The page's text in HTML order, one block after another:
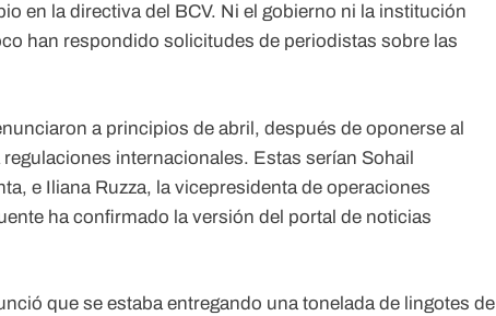
en la directiva del BCV. Ni el gobierno ni la institución
han respondido solicitudes de periodistas sobre las
a principios de abril, después de oponerse al
internacionales. Estas serían Sohail
e Iliana Ruzza, la vicepresidenta de operaciones
ha confirmado la versión del portal de noticias
que se estaba entregando una tonelada de lingotes de